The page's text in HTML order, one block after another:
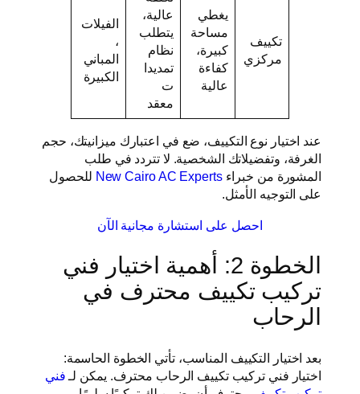
تكييف
مركزي
يغطي
مساحة
كبيرة،
كفاءة
عالية
عالية،
يتطلب
نظام
تمديدا
ت
معقد
الفيلات
،
المباني
الكبيرة
عند اختيار نوع التكييف، ضع في اعتبارك ميزانيتك، حجم
الغرفة، وتفضيلاتك الشخصية. لا تتردد في طلب
المشورة من خبراءNew Cairo AC Experts للحصول
على التوجيه الأمثل.
احصل على استشارة مجانية الآن
الخطوة 2: أهمية اختيار فني
تركيب تكييف محترف في
الرحاب
بعد اختيار التكييف المناسب، تأتي الخطوة الحاسمة:
اختيار فني تركيب تكييف الرحاب محترف. يمكن لـ فني